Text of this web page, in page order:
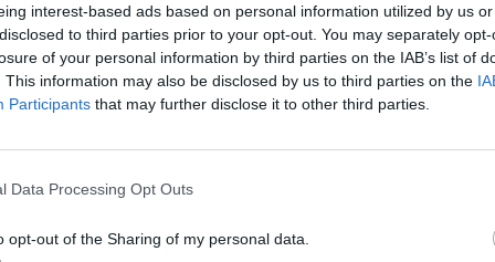
interest-based ads based on personal information utilized by us
to third parties prior to your opt-out. You may separately
of your personal information by third parties on the IAB’s list of
This information may also be disclosed by us to third parties on the
Participants that may further disclose it to other third parties.
Data Processing Opt Outs
opt-out of the Sharing of my personal data.
за двойно повече уволнения, но засега от
съкращения отстъпват по мащаби на
души, плюс още 9 000 през лятото на същата
тримесечие на тази година, с което
внедряване на ИИ-инструменти, компанията